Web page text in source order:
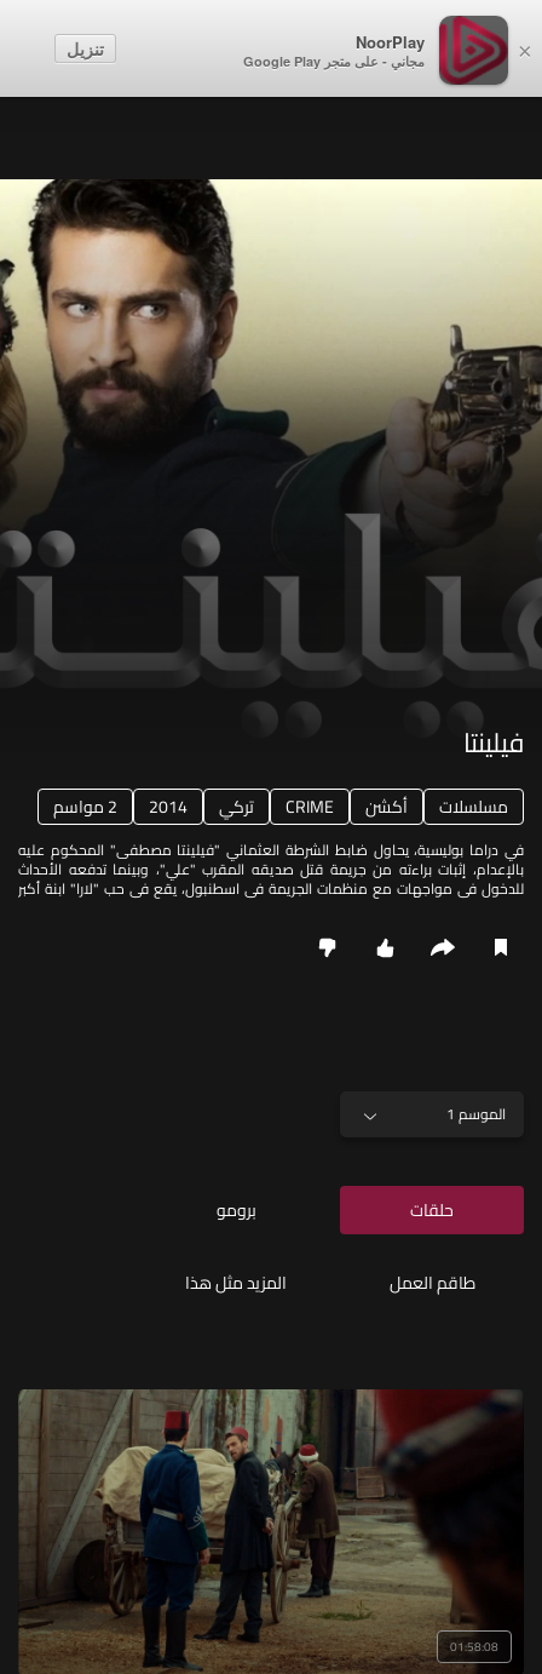
×
NoorPlay
مجاني - على متجر Google Play
تنزيل
فيلينتا
مسلسلات أكشن CRIME تركي 2014 2 مواسم
في دراما بوليسية، يحاول ضابط الشرطة العثماني "فيلينتا مصطفى" المحكوم عليه
بالإعدام، إثبات براءته من جريمة قتل صديقه المقرب "علي"، وبينما تدفعه الأحداث
للدخول في مواجهات مع منظمات الجريمة في اسطنبول، يقع في حب "لارا" ابنة أكبر
زعماء الجريمة
الموسم 1
حلقات برومو
طاقم العمل المزيد مثل هذا
01:58:08